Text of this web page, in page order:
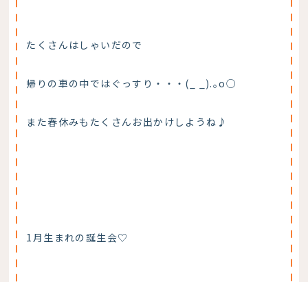
たくさんはしゃいだので
帰りの車の中ではぐっすり・・・(_ _).｡o○
また春休みもたくさんお出かけしようね♪
1月生まれの誕生会♡